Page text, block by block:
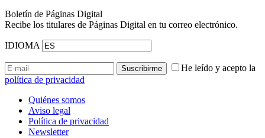
Boletín de Páginas Digital
Recibe los titulares de Páginas Digital en tu correo electrónico.
IDIOMA
He leído y acepto la
política de privacidad
Quiénes somos
Aviso legal
Política de privacidad
Newsletter